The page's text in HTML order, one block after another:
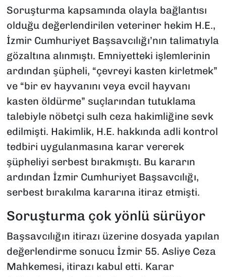
Soruşturma kapsamında olayla bağlantısı
olduğu değerlendirilen veteriner hekim H.E.,
İzmir Cumhuriyet Başsavcılığı’nın talimatıyla
gözaltına alınmıştı. Emniyetteki işlemlerinin
ardından şüpheli, “çevreyi kasten kirletmek”
ve “bir ev hayvanını veya evcil hayvanı
kasten öldürme” suçlarından tutuklama
talebiyle nöbetçi sulh ceza hakimliğine sevk
edilmişti. Hakimlik, H.E. hakkında adli kontrol
tedbiri uygulanmasına karar vererek
şüpheliyi serbest bırakmıştı. Bu kararın
ardından İzmir Cumhuriyet Başsavcılığı,
serbest bırakılma kararına itiraz etmişti.
Soruşturma çok yönlü sürüyor
Başsavcılığın itirazı üzerine dosyada yapılan
değerlendirme sonucu İzmir 55. Asliye Ceza
Mahkemesi, itirazı kabul etti. Karar